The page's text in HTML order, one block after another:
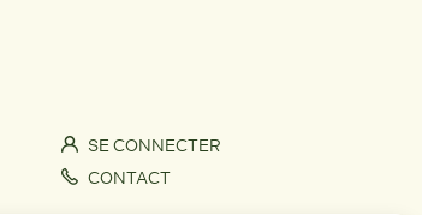
SE CONNECTER
CONTACT